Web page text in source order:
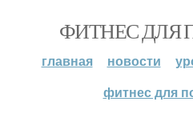
ФИТНЕС ДЛЯ
главная новости
фитнес для